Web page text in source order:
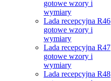
gotowe wzory i
wymiary
Lada recepcyjna R46
gotowe wzory i
wymiary
Lada recepcyjna R47
gotowe wzory i
wymiary
Lada recepcyjna R48